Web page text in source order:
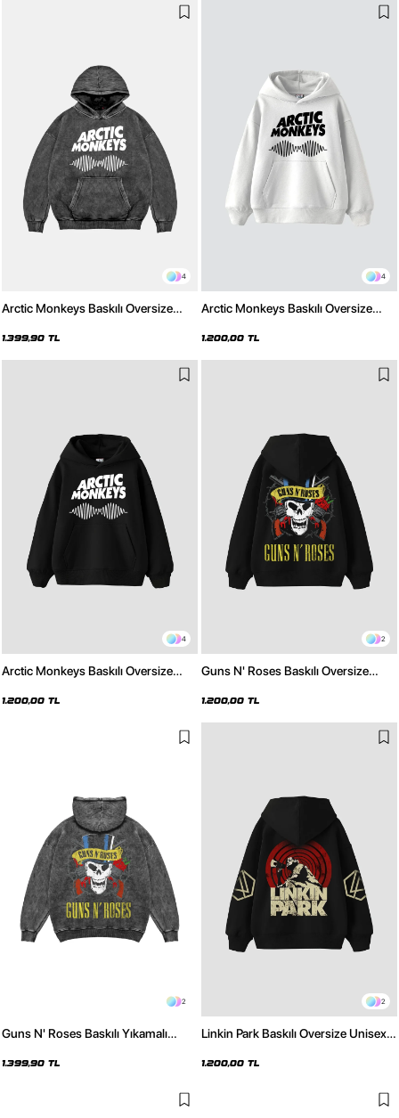
4
Arctic Monkeys Baskılı Oversize
1.399,90 TL
4
Arctic Monkeys Baskılı Oversize
1.200,00 TL
4
Arctic Monkeys Baskılı Oversize
1.200,00 TL
2
Guns N' Roses Baskılı Oversize
1.200,00 TL
2
Guns N' Roses Baskılı Yıkamalı
1.399,90 TL
2
Linkin Park Baskılı Oversize Unisex
1.200,00 TL